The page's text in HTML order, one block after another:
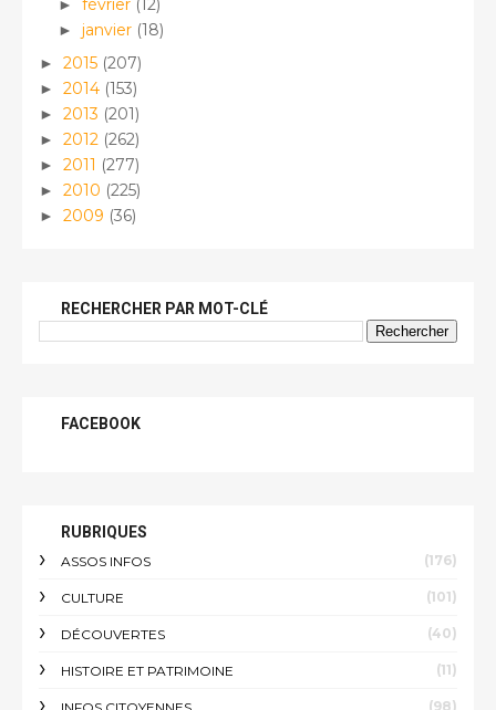
►
► janvier (18)
► 2015 (207)
► 2014 (153)
► 2013 (201)
► 2012 (262)
► 2011 (277)
► 2010 (225)
► 2009 (36)
RECHERCHER PAR MOT-CLÉ
FACEBOOK
RUBRIQUES
ASSOS INFOS (176)
CULTURE (101)
DÉCOUVERTES (40)
HISTOIRE ET PATRIMOINE (11)
INFOS CITOYENNES (98)